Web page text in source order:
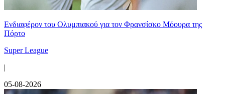
Ενδιαφέρον του Ολυμπιακού για τον Φρανσίσκο Μόουρα της
Πόρτο
Super League
|
05-08-2026